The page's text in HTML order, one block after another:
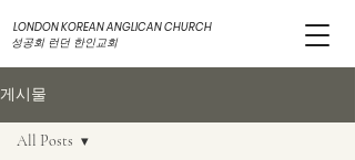
LONDON KOREAN ANGLICAN CHURCH
성공회 런던 한인교회
게시물
All Posts